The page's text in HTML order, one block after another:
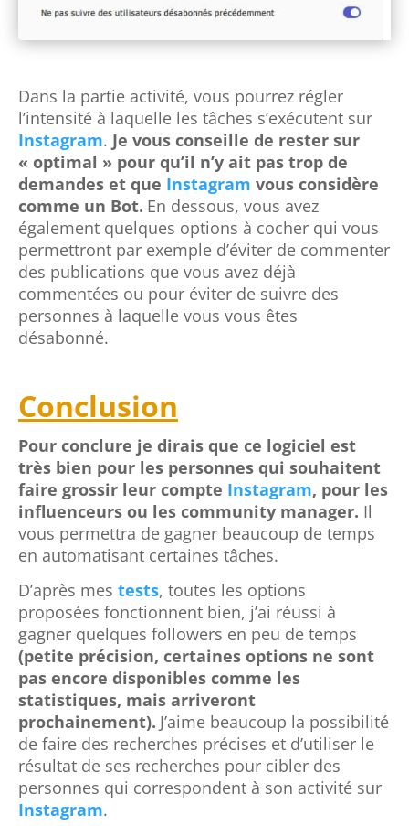
Dans la partie activité, vous pourrez régler
l’intensité à laquelle les tâches s’exécutent sur
Instagram. Je vous conseille de rester sur
« optimal » pour qu’il n’y ait pas trop de
demandes et que Instagram vous considère
comme un Bot. En dessous, vous avez
également quelques options à cocher qui vous
permettront par exemple d’éviter de commenter
des publications que vous avez déjà
commentées ou pour éviter de suivre des
personnes à laquelle vous vous êtes
désabonné.
Conclusion
Pour conclure je dirais que ce logiciel est
très bien pour les personnes qui souhaitent
faire grossir leur compte Instagram, pour les
influenceurs ou les community manager. Il
vous permettra de gagner beaucoup de temps
en automatisant certaines tâches.
D’après mes tests, toutes les options
proposées fonctionnent bien, j’ai réussi à
gagner quelques followers en peu de temps
(petite précision, certaines options ne sont
pas encore disponibles comme les
statistiques, mais arriveront
prochainement). J’aime beaucoup la possibilité
de faire des recherches précises et d’utiliser le
résultat de ses recherches pour cibler des
personnes qui correspondent à son activité sur
Instagram.